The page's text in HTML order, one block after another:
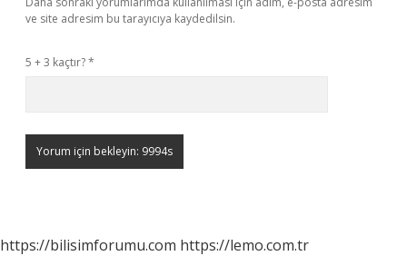
ve site adresim bu tarayıcıya kaydedilsin.
5 + 3 kaçtır?*
https://bilisimforumu.com https://lemo.com.tr